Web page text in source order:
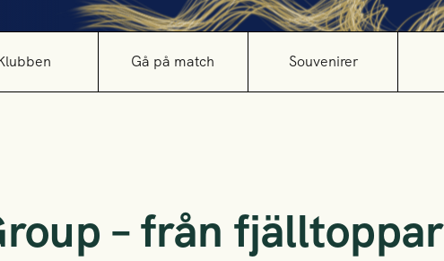
Gå på match Souvenirer
– från fjälltoppar